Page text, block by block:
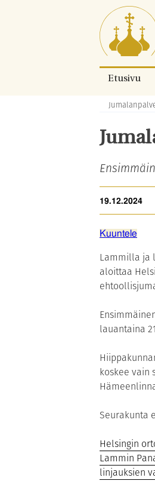
Siirry
suoraan
sisältöön.
Etusivu
Murupolku:
19.12.2024
Kuuntele
Lammilla ja
aloittaa
lauantaina
koskee vain
Seurakunta
Helsingin
Lammin
linjauksien